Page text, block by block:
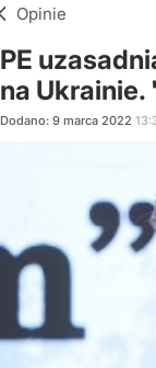
Opinie
PE
na Ukrainie.
Dodano: 9 marca 2022